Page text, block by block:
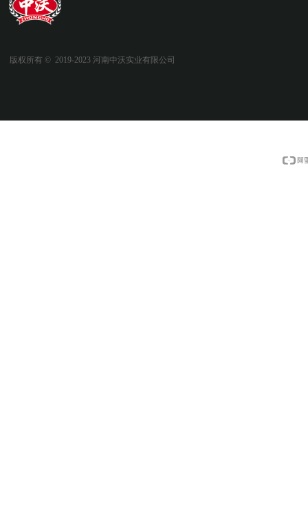
版权所有 ©  2019-2023 河南中沃实业有限公司